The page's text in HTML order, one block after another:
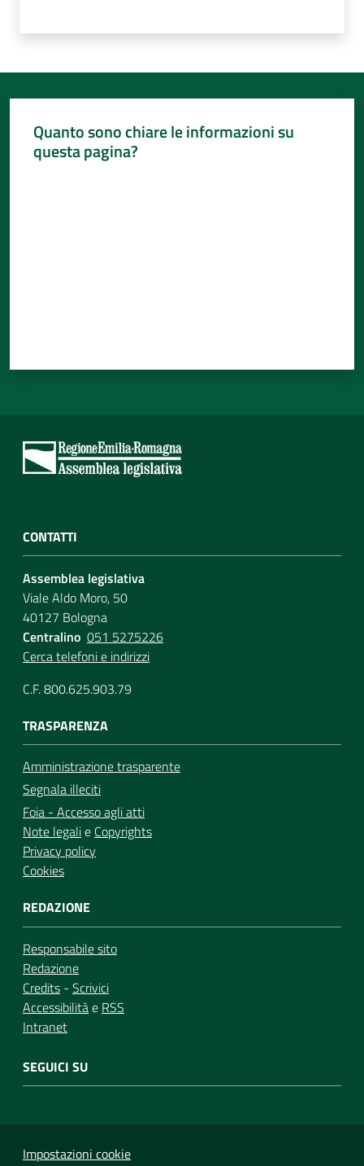
Quanto sono chiare le informazioni su
questa pagina?
CONTATTI
Assemblea legislativa
Viale Aldo Moro, 50
40127 Bologna
Centralino 051 5275226
Cerca telefoni e indirizzi
C.F. 800.625.903.79
TRASPARENZA
Amministrazione trasparente
Segnala illeciti
Foia - Accesso agli atti
Note legalie Copyrights
Privacy policy
Cookies
REDAZIONE
Responsabile sito
Redazione
Credits - Scrivici
Accessibilitàe RSS
Intranet
SEGUICI SU
Impostazioni cookie